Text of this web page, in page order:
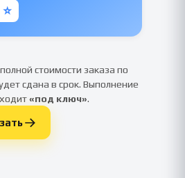
стоимости заказа по
сдана в срок. Выполнение
«под ключ».